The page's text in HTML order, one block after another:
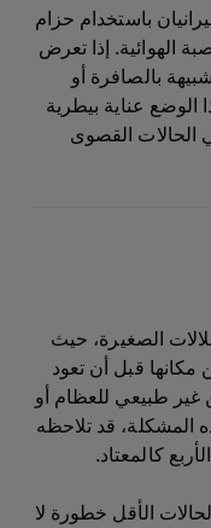
باستخدام حزام
الهوائية. إذا تعرض
بالصافرة أو
عناية بيطرية
الحالات القصوى
الصغيرة، حيث
قبل أن تعود
طبيعي للعظام أو
المشكلة، قد تلاحظه
كالمعتاد.
من 1 إلى 5، ومع الحالات الأقل خطورة لا